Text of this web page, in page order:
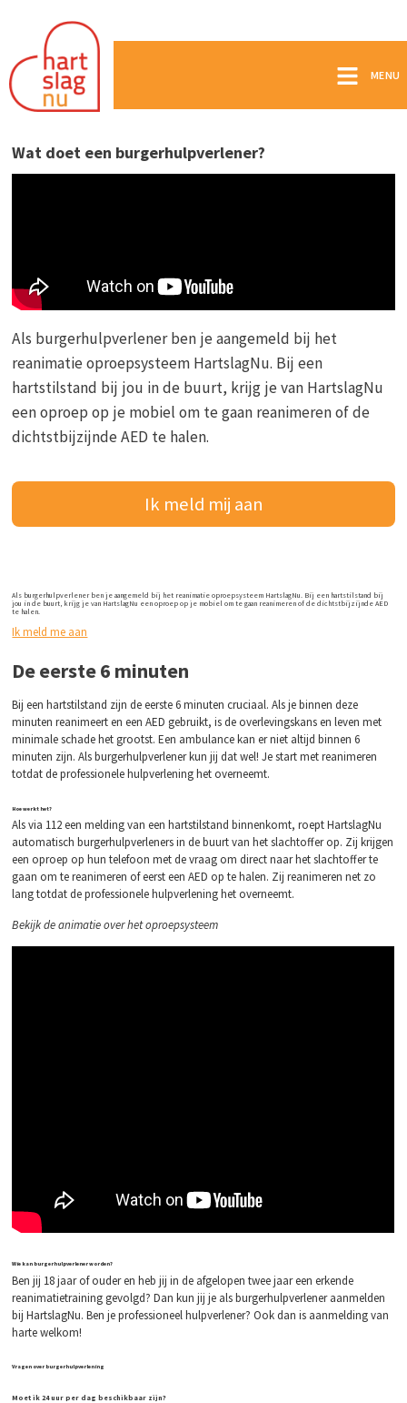
MENU
Wat doet een burgerhulpverlener?
Als burgerhulpverlener ben je aangemeld bij het
reanimatie oproepsysteem HartslagNu. Bij een
hartstilstand bij jou in de buurt, krijg je van HartslagNu
een oproep op je mobiel om te gaan reanimeren of de
dichtstbijzijnde AED te halen.
Ik meld mij aan
Als burgerhulpverlener ben je aangemeld bij het reanimatie oproepsysteem HartslagNu. Bij een hartstilstand bij
jou in de buurt, krijg je van HartslagNu een oproep op je mobiel om te gaan reanimeren of de dichtstbijzijnde AED
te halen.
Ik meld me aan
De eerste 6 minuten
Bij een hartstilstand zijn de eerste 6 minuten cruciaal. Als je binnen deze
minuten reanimeert en een AED gebruikt, is de overlevingskans en leven met
minimale schade het grootst. Een ambulance kan er niet altijd binnen 6
minuten zijn. Als burgerhulpverlener kun jij dat wel! Je start met reanimeren
totdat de professionele hulpverlening het overneemt.
Hoe werkt het?
Als via 112 een melding van een hartstilstand binnenkomt, roept HartslagNu
automatisch burgerhulpverleners in de buurt van het slachtoffer op. Zij krijgen
een oproep op hun telefoon met de vraag om direct naar het slachtoffer te
gaan om te reanimeren of eerst een AED op te halen. Zij reanimeren net zo
lang totdat de professionele hulpverlening het overneemt.
Bekijk de animatie over het oproepsysteem
Wie kan burgerhulpverlener worden?
Ben jij 18 jaar of ouder en heb jij in de afgelopen twee jaar een erkende
reanimatietraining gevolgd? Dan kun jij je als burgerhulpverlener aanmelden
bij HartslagNu. Ben je professioneel hulpverlener? Ook dan is aanmelding van
harte welkom!
Vragen over burgerhulpverlening
Moet ik 24 uur per dag beschikbaar zijn?